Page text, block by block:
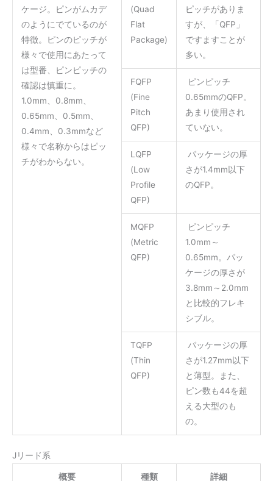
ケージ。ピンがムカデ
のようにでているのが
特徴。ピンのピッチが
様々で使用にあたって
は型番、ピンピッチの
確認は慎重に。
1.0mm、0.8mm、
0.65mm、0.5mm、
0.4mm、0.3mmなど
様々で名称からはピッ
チがわからない。
(Quad
Flat
Package)
ピッチがありま
すが、「QFP」
ですますことが
多い。
FQFP
(Fine
Pitch
QFP)
ピンピッチ
0.65mmのQFP。
あまり使用され
ていない。
LQFP
(Low
Profile
QFP)
パッケージの厚
さが1.4mm以下
のQFP。
MQFP
(Metric
QFP)
ピンピッチ
1.0mm～
0.65mm。パッ
ケージの厚さが
3.8mm～2.0mm
と比較的フレキ
シブル。
TQFP
(Thin
QFP)
パッケージの厚
さが1.27mm以下
と薄型。また、
ピン数も44を超
える大型のも
の。
Jリード系
概要 種類 詳細